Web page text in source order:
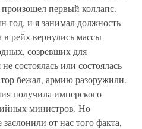
первый коллапс.
год, и я занимал должность
рейх вернулись массы
созревших для
состоялась или состоялась
бежал, армию разоружили.
получила имперского
министров. Но
от нас того факта,